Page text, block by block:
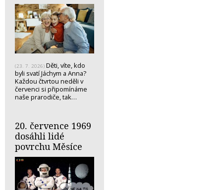
(23. 7. 2026) Děti, víte, kdo
byli svatí Jáchym a Anna?
Každou čtvrtou neděli v
červenci si připomínáme
naše prarodiče, tak…
20. července 1969
dosáhli lidé
povrchu Měsíce